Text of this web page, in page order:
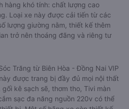
hàng khó tính: chất lượng cao
Loại xe này được cải tiến từ các
lượng giường nằm, thiết kế thêm
trở nên thoáng đãng và riêng tư
Trăng từ Biên Hòa - Đồng Nai VIP
được trang bị đầy đủ mọi nội thất
kê sạch sẽ, thơm tho, Tivi màn
sạc đa năng nguồn 220v có thể